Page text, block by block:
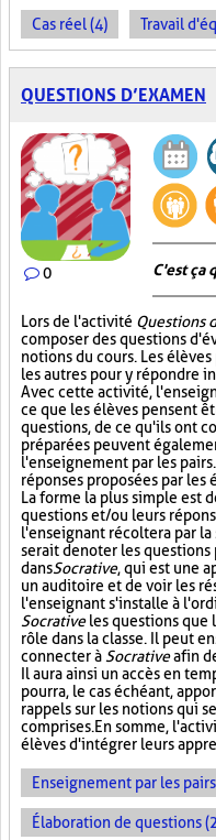
Cas réel (4) Travail
QUESTIONS D’EXAMEN
0 C'est ça
Lors de l'activité Questions
composer des questions
notions du cours. Les
les autres pour y répondre
Avec cette activité,
ce que les élèves pensent
questions, de ce qu'ils ont
préparées peuvent
l'enseignement par les
réponses proposées par
La forme la plus simple est
questions et/ou leurs
l'enseignant récoltera par
serait de noter les
dansSocrative, qui est une
un auditoire et de voir les
l'enseignant s'installe à
Socrativeles questions que
rôle dans la classe. Il peut
connecter à Socrativeafin
Il aura ainsi un accès en
pourra, le cas échéant,
rappels sur les notions qui
comprises. En somme,
élèves d'intégrer leurs
Enseignement par les
Élaboration de questions